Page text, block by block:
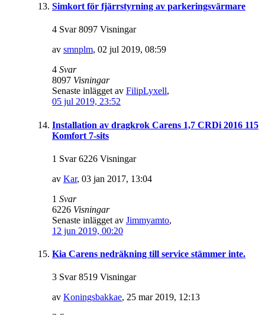
Simkort för fjärrstyrning av parkeringsvärmare
4 Svar 8097 Visningar
av smnplm, 02 jul 2019, 08:59
4 Svar
8097 Visningar
Senaste inlägget av FilipLyxell,
05 jul 2019, 23:52
Installation av dragkrok Carens 1,7 CRDi 2016 115
Komfort 7-sits
1 Svar 6226 Visningar
av Kar, 03 jan 2017, 13:04
1 Svar
6226 Visningar
Senaste inlägget av Jimmyamto,
12 jun 2019, 00:20
Kia Carens nedräkning till service stämmer inte.
3 Svar 8519 Visningar
av Koningsbakkae, 25 mar 2019, 12:13